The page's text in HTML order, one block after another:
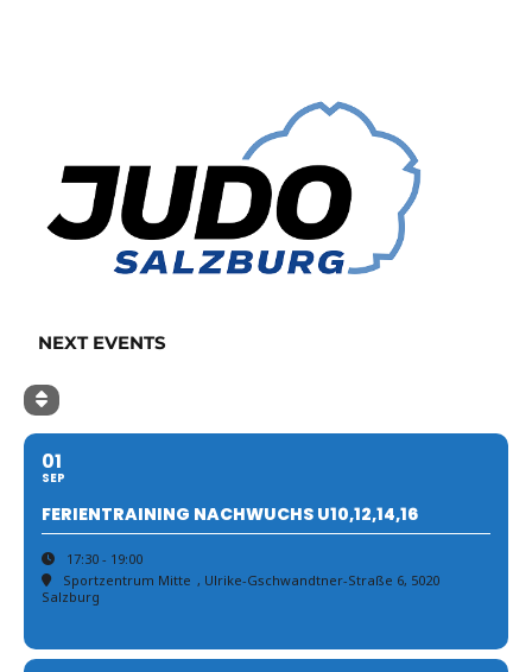
NEXT EVENTS
01
SEP
FERIENTRAINING NACHWUCHS U10,12,14,16
17:30 - 19:00
Sportzentrum Mitte , Ulrike-Gschwandtner-Straße 6, 5020
Salzburg